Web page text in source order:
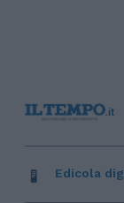
Edicola